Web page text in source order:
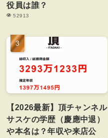
役員は誰？
52913
【2026最新】頂チャンネル
サスケの学歴（慶應中退）
や本名は？年収や来店公